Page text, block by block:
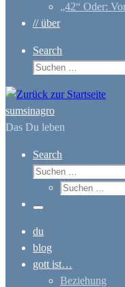
„42“ Oder:
// über
Search
Suche
sumsinagro
Das Du leben
Search
Suche
Suche
Menü
du
blog
gott ist…
Beziehung